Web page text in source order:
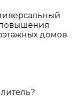
домов.